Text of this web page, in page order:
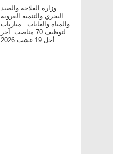
وزارة الفلاحة والصيد
البحري والتنمية القروية
والمياه والغابات : مباريات
لتوظيف 70 مناصب. آخر
أجل 19 غشت 2026